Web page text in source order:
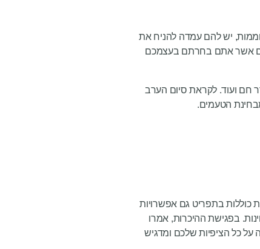
יש להם עמדה להניח את
אשר אתם בחרתם בעצמכם
חם ועוד. לקראת סיום הערב
הטעמים.
כוללות בתפריט גם אפשרויות
בפגישת ההיכרות, אמרו
כל הציפיות שלכם ומדגיש